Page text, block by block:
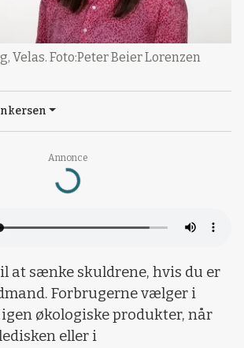
Annonce
Loading...
Velas. Foto:Peter Beier Lorenzen
at sænke skuldrene, hvis du er
Forbrugerne vælger i
økologiske produkter, når
eller i